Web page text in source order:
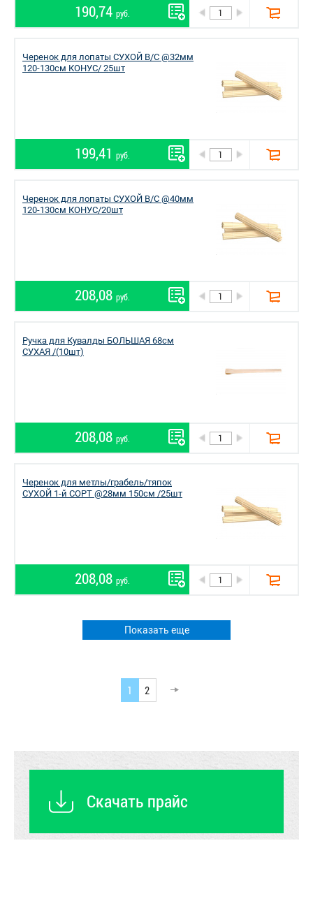
190,74 руб.
Черенок для лопаты СУХОЙ В/С @32мм
120-130см КОНУС/ 25шт
199,41 руб.
Черенок для лопаты СУХОЙ В/С @40мм
120-130см КОНУС/20шт
208,08 руб.
Ручка для Кувалды БОЛЬШАЯ 68см
СУХАЯ /(10шт)
208,08 руб.
Черенок для метлы/грабель/тяпок
СУХОЙ 1-й СОРТ @28мм 150см /25шт
208,08 руб.
Показать еще
1 2
Скачать прайс